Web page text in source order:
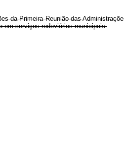
da Primeira Reunião das
em serviços rodoviários municipais.